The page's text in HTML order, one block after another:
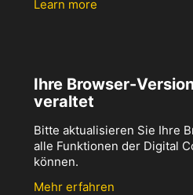
Learn more
Ihre Browser-
veraltet
Bitte aktualisieren Sie Ihre
alle Funktionen der Digital
können.
Mehr erfahren